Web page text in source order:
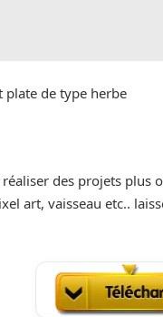
plate de type herbe
des projets plus
art, vaisseau etc..